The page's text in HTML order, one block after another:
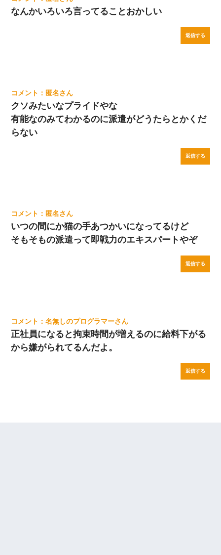
なんかいろいろ言ってることおかしい
返信する
匿名
クソみたいなプライドやな
有能なのみてわかるのに派遣がどうたらとかくだ
らない
返信する
匿名
いつの間にか猫の手あつかいになってるけど
そもそもの派遣って即戦力のエキスパートやぞ
返信する
名無しのプログラマー
正社員になると拘束時間が増えるのに給料下がる
から嫌がられてるんだよ。
返信する